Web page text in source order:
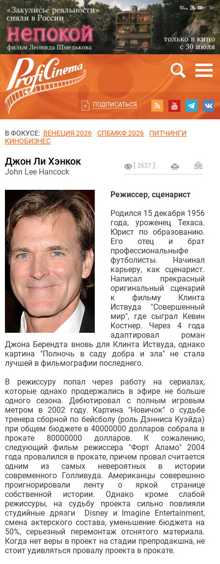
ПОДПИСАТЬСЯ
В ФОКУСЕ: ВЕНЕЦИЯ 2026 СПБМКФ 2026
ПИТЧИНГИ
КИНОБИЗНЕС
2627
Джон Ли Хэнкок
John Lee Hancock
Режиссер, сценарист
Родился 15 декабря 1956
года, уроженец Техаса.
Юрист по образованию.
Его отец и брат
профессиональныфе
футболисты. Начинал
карьеру, как сценарист.
Написал прекрасный
оригинальный сценарий
к фильму Клинта
Иствуда "Совершенный
мир", где сыграл Кевин
Костнер. Через 4 года
адаптировал роман
Джона Берендта вновь для Клинта Иствуда, однако
картина "Полночь в саду добра и зла" не стала
лучшей в фильмографии последнего.
В режиссуру попал через работу на сериалах,
которые однако продержались в эфире не больше
одного сезона. Дебютировал с полным игровым
метром в 2002 году. Картина "Новичок" о судьбе
тренера сборной по бейсболу (роль Дэнниса Куэйда)
при общем бюджете в 40000000 долларов собрала в
прокате 80000000 долларов. К сожалению,
следующий фильм режиссера "Форт Аламо" 2004
года провалился в прокате, причем провал считается
одним из самых невероятных в истории
современного Голливуда. Американцы соверешнно
проигнорировали ленту о яркой странице
собственной истории. Однако кроме слабой
режиссуры, на судьбу проекта сильно повлияли
студийные дрязги Disney и Imagine Entertainment,
смена актерского состава, уменьшение бюджета на
50%, серьезный перемонтаж отснятого материала.
Когда нет веры в проект на стадии препродакшна, не
стоит удивляться провалу проекта в прокате.